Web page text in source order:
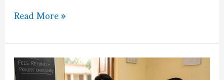
कामाच्या
लैंगिक
छळापासून
संरक्षण
Read More »